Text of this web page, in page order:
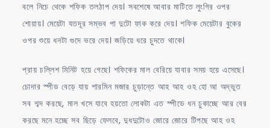
বলে নিচে থেকে শফিক তলঠাপ দেয়। সবশেষে আবার মাটিতে লুংগির ওপর
শোয়ায়। মেয়েটা যতদূর সম্ভব পা দুটো ফাক করে দেয়। শফিক মেয়েটার বুকের
ওপর শুয়ে ধনটা গুদে ভরে দেয়। জড়িয়ে ধরে চুদতে থাকে।
প্রায় চল্লিশ মিনিট হয়ে গেছে। শফিকের মাল বেরিয়ে যাবার সময় হয়ে এসেছে।
চোদার স্পীড বেড়ে যায় শারমিন মজার চুড়ান্তে আহ আহ ওহ হো আ অদ্ভুত
সব শব্দ করছে, মাল খসে যাবে হয়তো লোকটা এত স্পীডে ধন ঢুকাচ্ছে আর বের
করছে মনে হচ্ছে সব ছিড়ে ফেলবে, দুধদুটোও জোরে জোরে টিপছে আহ ওহ